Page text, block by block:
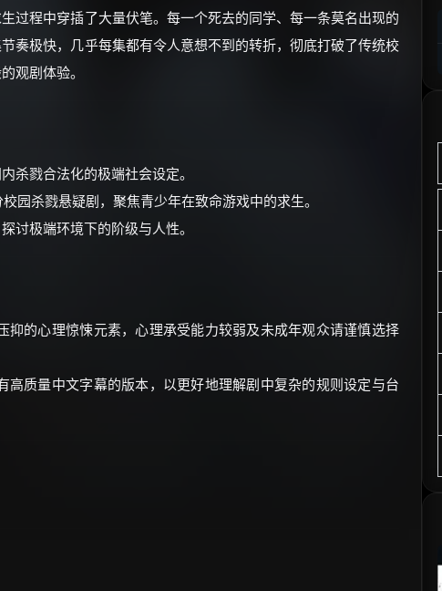
过程中穿插了大量伏笔。每一个死去的同学、每一条莫名出现的
奏极快，几乎每集都有令人意想不到的转折，彻底打破了传统校
观剧体验。
杀戮合法化的极端社会设定。
园杀戮悬疑剧，聚焦青少年在致命游戏中的求生。
讨极端环境下的阶级与人性。
的心理惊悚元素，心理承受能力较弱及未成年观众请谨慎选择
质量中文字幕的版本，以更好地理解剧中复杂的规则设定与台